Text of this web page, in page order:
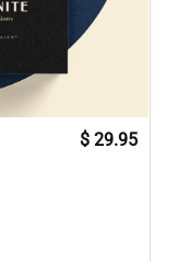
$ 29.95